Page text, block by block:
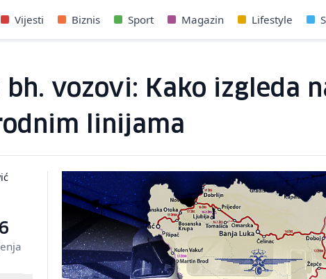
Vijesti Biznis Sport Magazin Lifestyle
bh. vozovi: Kako izgleda
linijama